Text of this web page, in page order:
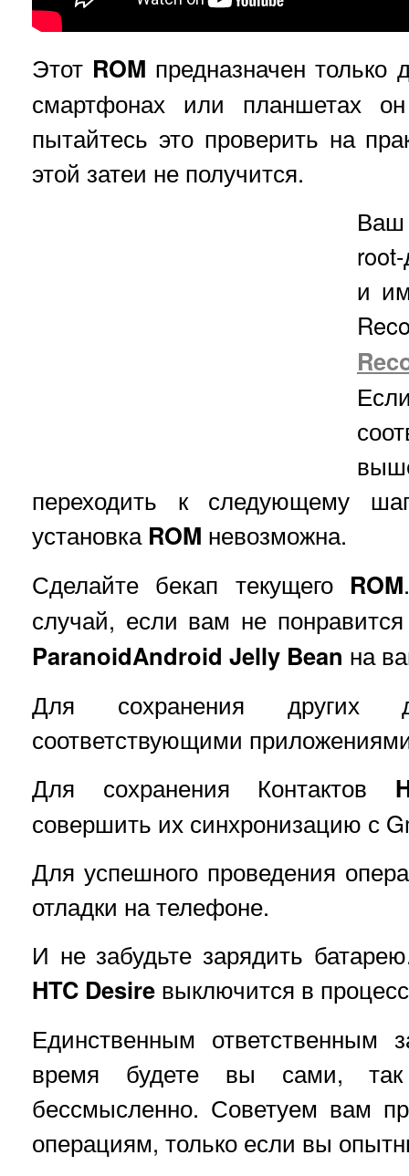
Этот ROM предназначен только
смартфонах или планшетах
пытайтесь это проверить на
этой затеи не получится.
и
переходить к следующему
установка ROM невозможна.
Сделайте бекап текущего ROM
случай, если вам не
ParanoidAndroid Jelly Bean на
Для сохранения других
соответствующими
Для сохранения Контактов
совершить их синхронизацию с
Для успешного проведения
отладки на телефоне.
И не забудьте зарядить
HTC Desire выключится в
Единственным ответственным
время будете вы сами, так
бессмысленно. Советуем вам
операциям, только если вы